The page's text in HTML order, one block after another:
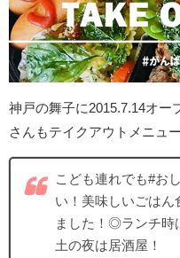
神戸の舞子に2015.7.14オー
さんもテイクアウトメニュ
こども連れでも#お
い！美味しいごはん
ました！◎ランチ時
土の夜は居酒屋！